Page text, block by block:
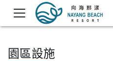
園區設施